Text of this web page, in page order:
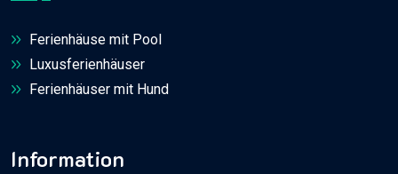
Ferienhäuse mit Pool
Luxusferienhäuser
Ferienhäuser mit Hund
Information